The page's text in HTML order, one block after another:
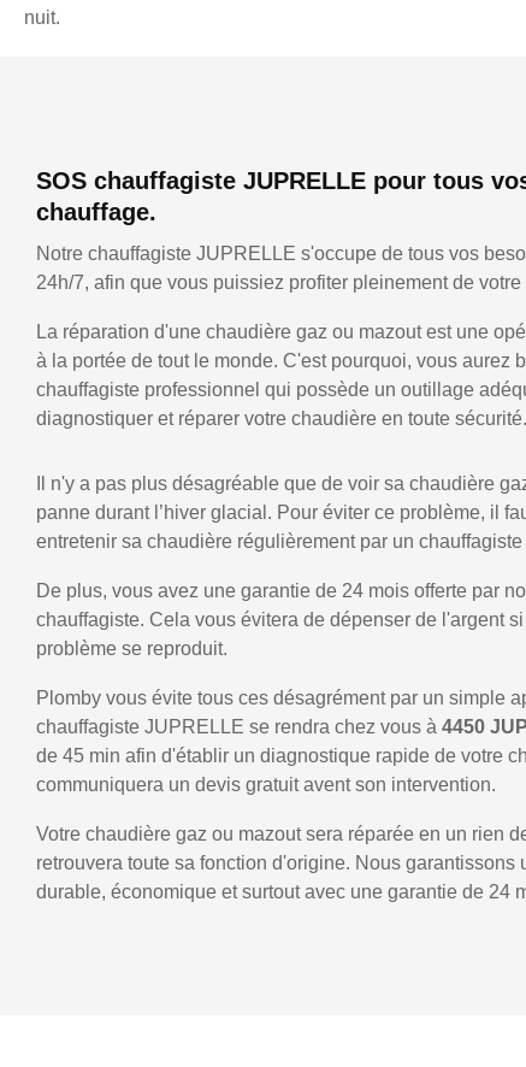
nuit.
SOS chauffagiste JUPRELLE pour tous
chauffage.
Notre chauffagiste JUPRELLE s'occupe de tous vos
24h/7, afin que vous puissiez profiter pleinement de votre
La réparation d'une chaudière gaz ou mazout est une
à la portée de tout le monde. C'est pourquoi, vous aurez
chauffagiste professionnel qui possède un outillage
diagnostiquer et réparer votre chaudière en toute sécurité.
Il n'y a pas plus désagréable que de voir sa chaudière
panne durant l’hiver glacial. Pour éviter ce problème, il
entretenir sa chaudière régulièrement par un
De plus, vous avez une garantie de 24 mois offerte par
chauffagiste. Cela vous évitera de dépenser de l'argent
problème se reproduit.
Plomby vous évite tous ces désagrément par un simple
chauffagiste JUPRELLE se rendra chez vous à 4450
de 45 min afin d'établir un diagnostique rapide de votre
communiquera un devis gratuit avent son intervention.
Votre chaudière gaz ou mazout sera réparée en un rien
retrouvera toute sa fonction d'origine. Nous garantissons
durable, économique et surtout avec une garantie de 24